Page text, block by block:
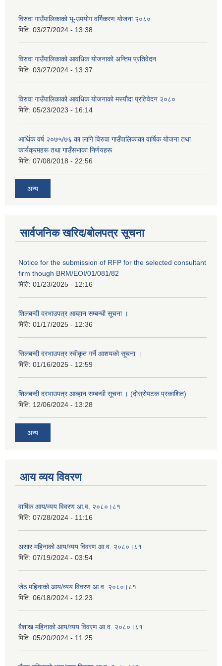
विरुवा गाउँपालिकाको भू-उपयोग वर्गिकरण योजना २०८०
मिति: 03/27/2024 - 13:38
विरुवा गाउँपालिकाको आवधिक योजनाको अन्तिम प्रतिवेदन
मिति: 03/27/2024 - 13:37
विरुवा गाउँपालिकाको आवधिक योजनाको मस्यौदा प्रतिवेदन २०८०
मिति: 05/23/2023 - 16:14
आर्थिक वर्ष २०७५/७६ का लागि विरुवा गाउँपालिकाका वार्षिक योजना तथा
कार्यक्रमहरू तथा गाउँसभाका निर्णयहरू
मिति: 07/08/2018 - 22:56
अन्य
सार्वजनिक खरिद/बोलपत्र सूचना
Notice for the submission of RFP for the selected consultant
firm though BRM/EOI/01/081/82
मिति: 01/23/2025 - 12:16
शिलबन्दी दरभाउपत्र आब्हान सम्बन्धी सूचना ।
मिति: 01/17/2025 - 12:36
सिलबन्दी दरभाउपत्र स्वीकृत गर्ने आशयको सूचना ।
मिति: 01/16/2025 - 12:59
शिलबन्दी दरभाउपत्र आब्हान सम्बन्धी सूचना । (दोस्रोपटक प्रकाशित)
मिति: 12/06/2024 - 13:28
अन्य
आय व्यय विवरण
वार्षिक आय/व्यय विवरण आ.व. २०८०।८१
मिति: 07/28/2024 - 11:16
असार महिनाको आय/व्यय विवरण आ.व. २०८०।८१
मिति: 07/19/2024 - 03:54
जेठ महिनाको आय/व्यय विवरण आ.व. २०८०।८१
मिति: 06/18/2024 - 12:23
बैशाख महिनाको आय/व्यय विवरण आ.व. २०८०।८१
मिति: 05/20/2024 - 11:25